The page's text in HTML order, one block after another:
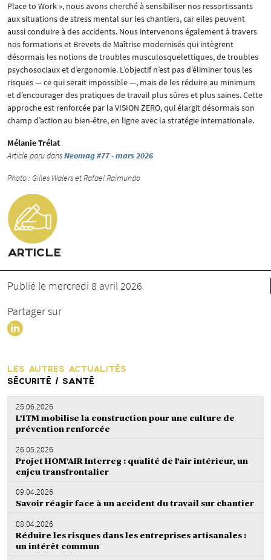
Place to Work », nous avons cherché à sensibiliser nos ressortissants
aux situations de stress mental sur les chantiers, car elles peuvent
aussi conduire à des accidents. Nous intervenons également à travers
nos formations et Brevets de Maîtrise modernisés qui intègrent
désormais les notions de troubles musculosquelettiques, de troubles
psychosociaux et d’ergonomie. L’objectif n’est pas d’éliminer tous les
risques — ce qui serait impossible —, mais de les réduire au minimum
et d’encourager des pratiques de travail plus sûres et plus saines. Cette
approche est renforcée par la VISION ZERO, qui élargit désormais son
champ d’action au bien-être, en ligne avec la stratégie internationale.
Mélanie Trélat
Article paru dansNeomag #77 - mars 2026
Photo : Gilles Walers et Rafael Raimundo
ARTICLE
Publié le mercredi 8 avril 2026
Partager sur
LES AUTRES ACTUALITÉS
SÉCURITÉ / SANTÉ
25.06.2026
L’ITM mobilise la construction pour une culture de
prévention renforcée
26.05.2026
Projet HOM’AIR Interreg : qualité de l’air intérieur, un
enjeu transfrontalier
09.04.2026
Savoir réagir face à un accident du travail sur chantier
08.04.2026
Réduire les risques dans les entreprises artisanales :
un intérêt commun